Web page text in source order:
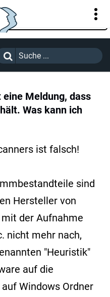
Meldung, dass
Was kann ich
ist falsch!
sind
Hersteller von
der Aufnahme
nicht mehr nach,
"Heuristik"
auf die
Windows Ordner